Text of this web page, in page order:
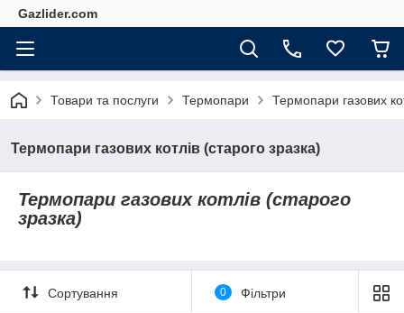
Gazlider.com
Товари та послуги Термопари Термопари газових
Термопари газових котлів (старого зразка)
Термопари газових котлів (старого
зразка)
Сортування 0 Фільтри